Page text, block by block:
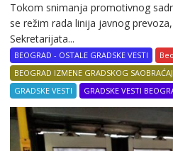
Tokom snimanja promotivnog
se režim rada linija javnog
Sekretarijata...
BEOGRAD - OSTALE GRADSKE VESTI
BEOGRAD IZMENE GRADSKOG
GRADSKE VESTI
GRADSKE VESTI